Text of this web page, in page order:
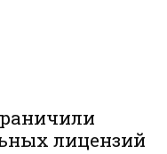
лицензий